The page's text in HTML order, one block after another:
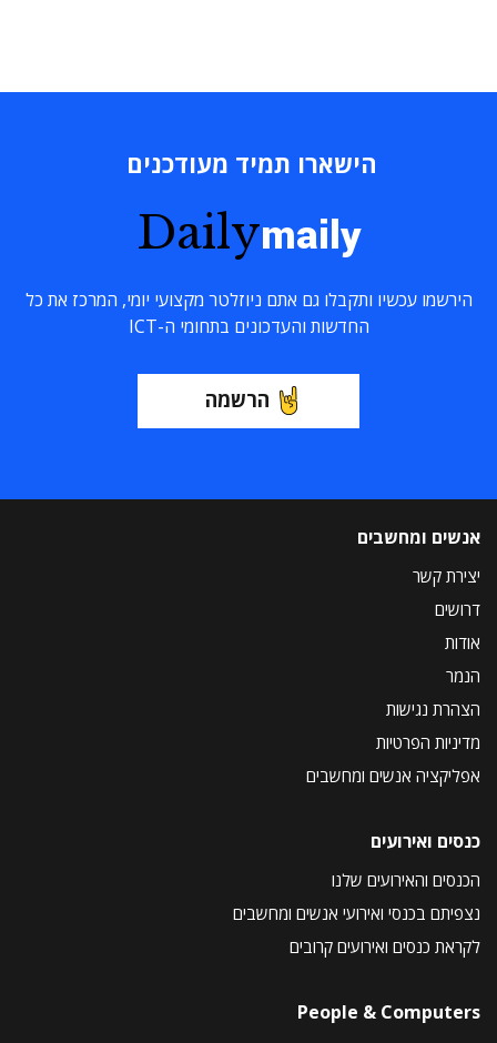
הישארו תמיד מעודכנים
Dailymaily
הירשמו עכשיו ותקבלו גם אתם ניוזלטר מקצועי יומי, המרכז את כל
החדשות והעדכונים בתחומי ה-ICT
הרשמה
אנשים ומחשבים
יצירת קשר
דרושים
אודות
הנמר
הצהרת נגישות
מדיניות הפרטיות
אפליקציה אנשים ומחשבים
כנסים ואירועים
הכנסים והאירועים שלנו
נצפיתם בכנסי ואירועי אנשים ומחשבים
לקראת כנסים ואירועים קרובים
People & Computers